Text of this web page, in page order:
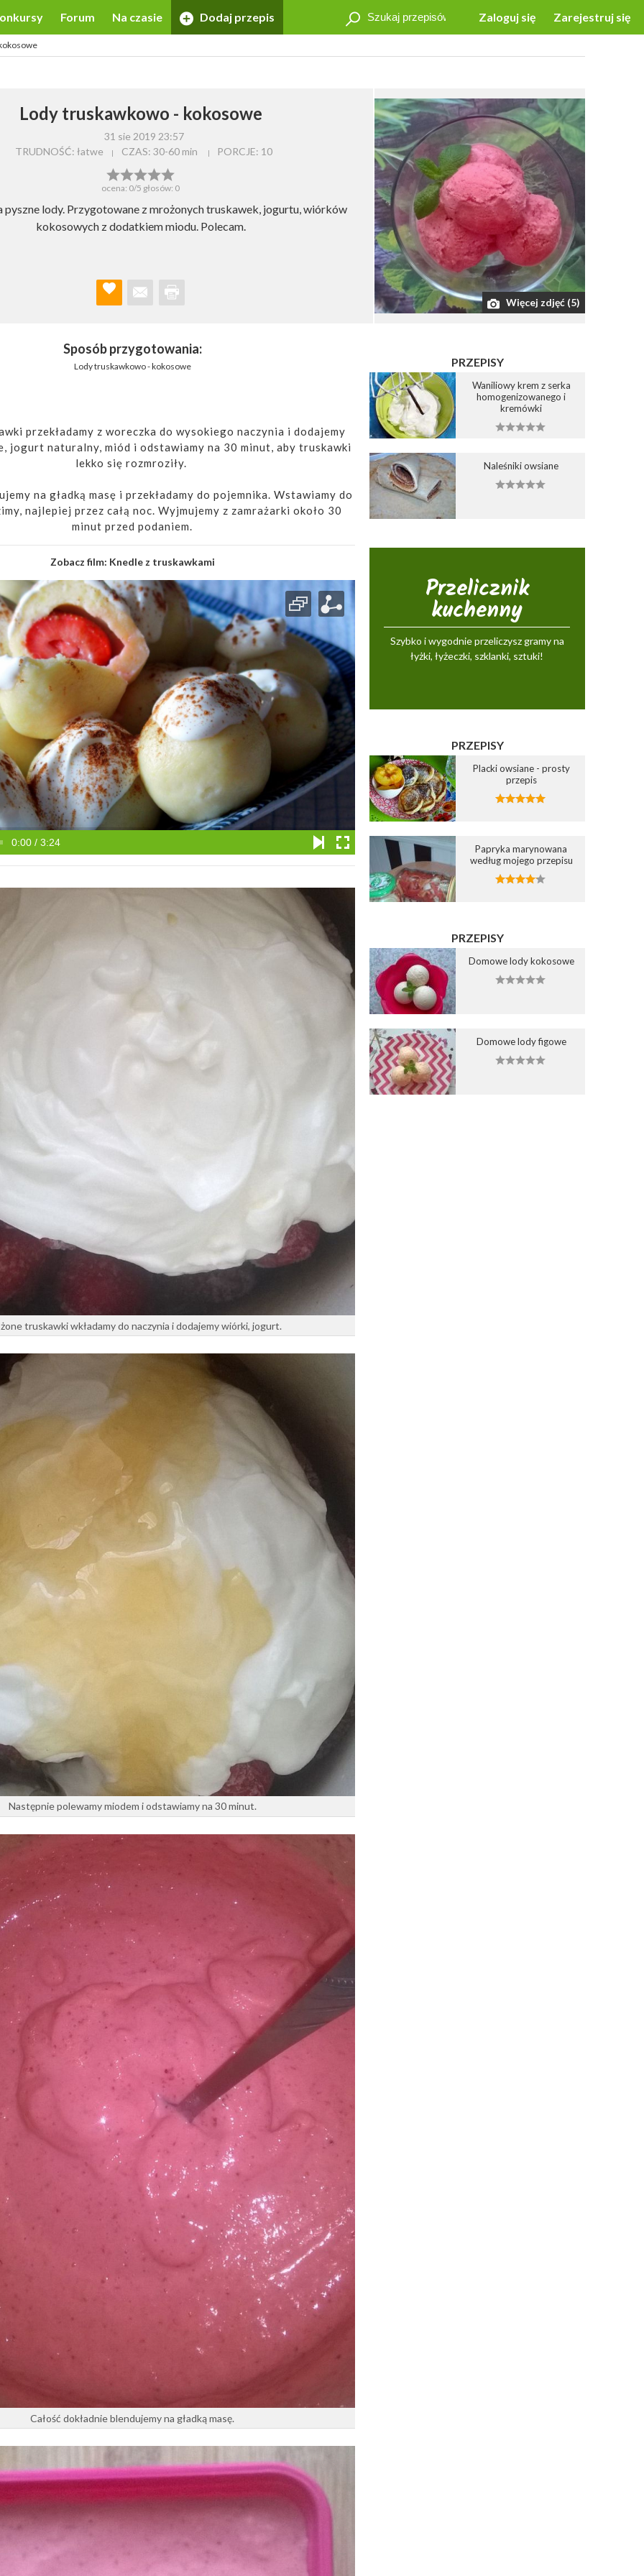
Zaloguj się Zarejestruj się
Forum Na czasie Dodaj przepis
Lody truskawkowo - kokosowe
31 sie 2019 23:57
TRUDNOŚĆ: łatwe
CZAS: 30-60 min PORCJE: 10
ocena: 0/5 głosów: 0
pyszne lody. Przygotowane z mrożonych truskawek, jogurtu, wiórków
kokosowych z dodatkiem miodu. Polecam.
Więcej zdjęć (5)
Sposób przygotowania:
Lody truskawkowo - kokosowe
przekładamy z woreczka do wysokiego naczynia i dodajemy
jogurt naturalny, miód i odstawiamy na 30 minut, aby truskawki
lekko się rozmroziły.
na gładką masę i przekładamy do pojemnika. Wstawiamy do
najlepiej przez całą noc. Wyjmujemy z zamrażarki około 30
minut przed podaniem.
Zobacz film: Knedle z truskawkami
0:00 / 3:24
truskawki wkładamy do naczynia i dodajemy wiórki, jogurt.
Następnie polewamy miodem i odstawiamy na 30 minut.
Całość dokładnie blendujemy na gładką masę.
PRZEPISY
Waniliowy krem z serka
homogenizowanego i
kremówki
Naleśniki owsiane
Przelicznik
kuchenny
Szybko i wygodnie przeliczysz gramy na
łyżki, łyżeczki, szklanki, sztuki!
PRZEPISY
Placki owsiane - prosty
przepis
Papryka marynowana
według mojego przepisu
PRZEPISY
Domowe lody kokosowe
Domowe lody figowe